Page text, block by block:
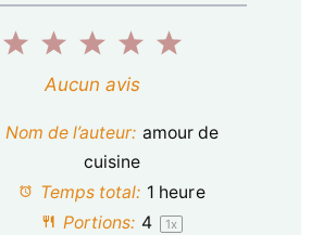
5
t
i
4
t
3
é
t
o
i
2
é
t
i
1
t
i
Aucun avis
Nom de l’auteur: amour de
cuisine
Temps total: 1 heure
Portions: 4 1x